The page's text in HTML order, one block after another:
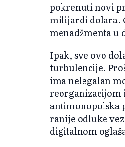
pokrenuti novi
milijardi dolara.
menadžmenta u
Ipak, sve ovo
turbulencije.
ima nelegalan
reorganizacijom
antimonopolska
ranije odluke
digitalnom